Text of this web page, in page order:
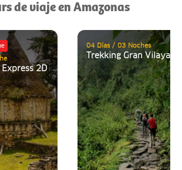
de viaje en Amazonas
2D
04 Días / 03 Noches
Trekking Gran Vilaya